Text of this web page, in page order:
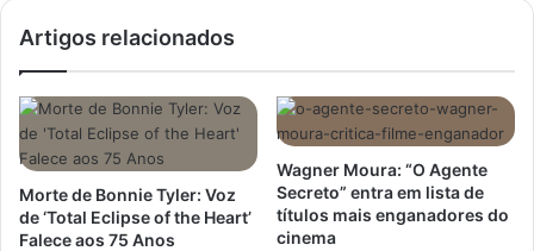
Artigos relacionados
Morte de Bonnie Tyler: Voz
de ‘Total Eclipse of the Heart’
Falece aos 75 Anos
Wagner Moura: “O Agente
Secreto” entra em lista de
títulos mais enganadores do
cinema